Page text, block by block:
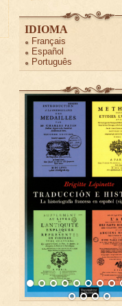
IDIOMA
Français
Español
Português